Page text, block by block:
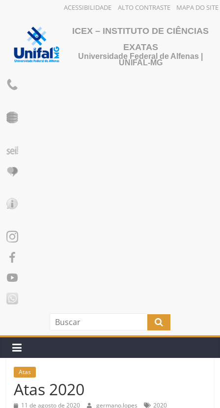
ACESSIBILIDADE ALTO CONTRASTE MAPA DO SITE
ICEX – INSTITUTO DE CIÊNCIAS
EXATAS
Universidade Federal de Alfenas |
UNIFAL-MG
Atas
Atas 2020
11 de agosto de 2020 germano.lopes 2020